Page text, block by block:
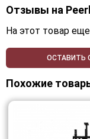
Отзывы на
На этот товар
ОСТАВИТЬ
Похожие